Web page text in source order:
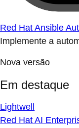
Red Hat Ansible
Implemente a
Nova versão
Em destaque
Lightwell
Red Hat AI